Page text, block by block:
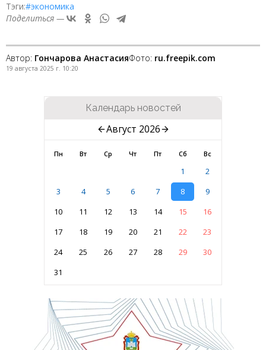
Тэги:#экономика
Поделиться —
Автор: Гончарова АнастасияФото: ru.freepik.com
19 августа 2025 г. 10:20
Календарь новостей
Август 2026
Пн Вт Ср Чт Пт Сб Вс
1
2
3
4 5 6 7 8
9
10
11 12 13 14 15
16
17
18 19 20 21 22
23
24
25 26 27 28 29
30
31